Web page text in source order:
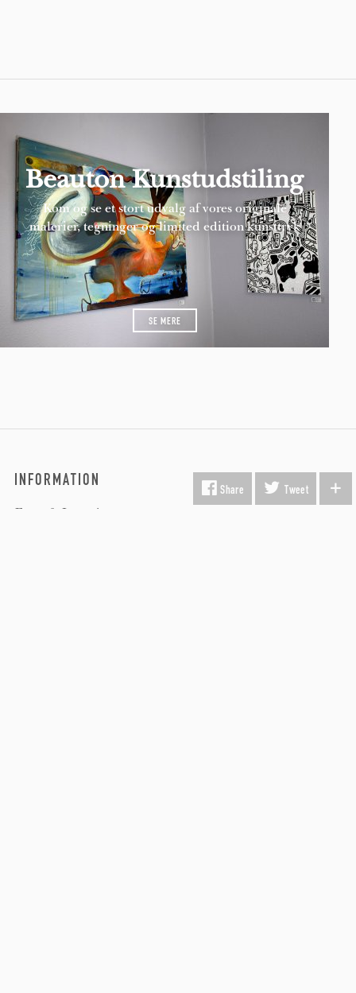
Beauton Kunstudstiling
Kom og se et stort udvalg af vores originale
malerier, tegninger og limited edition kunsttryk
SE MERE
INFORMATION
Fragt & Levering
Share Tweet